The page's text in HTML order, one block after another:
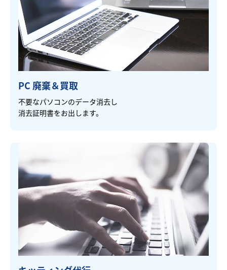
PC 廃棄＆買取
不要なパソコンのデータ消去し
消去証明書をお出します。